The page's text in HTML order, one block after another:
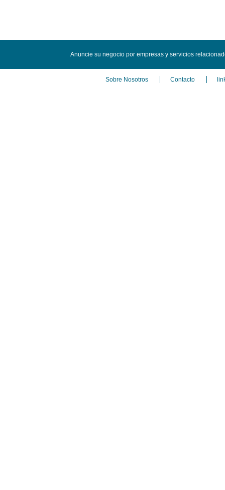
Anuncie su negocio por empresas y servicios
Sobre Nosotros Contacto